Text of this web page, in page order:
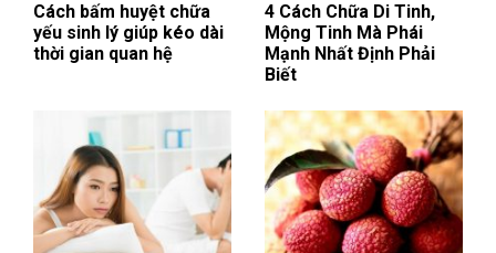
Cách bấm huyệt chữa
yếu sinh lý giúp kéo dài
thời gian quan hệ
4 Cách Chữa Di Tinh,
Mộng Tinh Mà Phái
Mạnh Nhất Định Phải
Biết